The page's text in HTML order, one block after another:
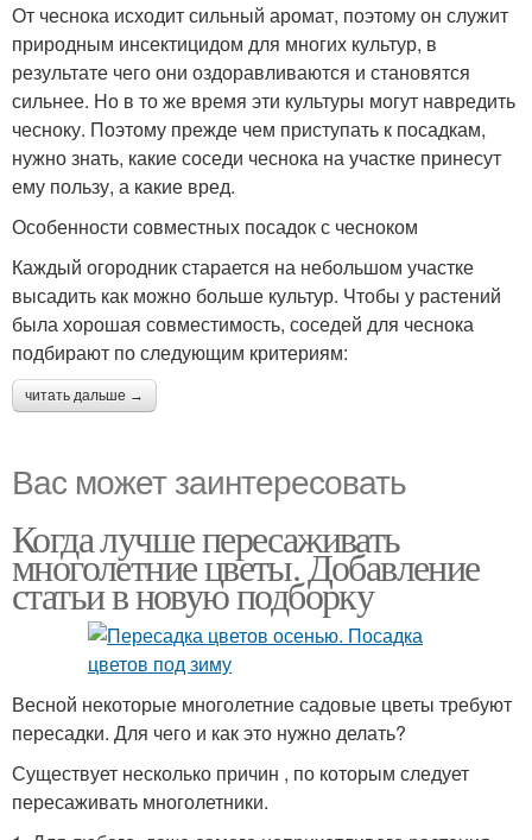
От чеснока исходит сильный аромат, поэтому он служит
природным инсектицидом для многих культур, в
результате чего они оздоравливаются и становятся
сильнее. Но в то же время эти культуры могут навредить
чесноку. Поэтому прежде чем приступать к посадкам,
нужно знать, какие соседи чеснока на участке принесут
ему пользу, а какие вред.
Особенности совместных посадок с чесноком
Каждый огородник старается на небольшом участке
высадить как можно больше культур. Чтобы у растений
была хорошая совместимость, соседей для чеснока
подбирают по следующим критериям:
читать дальше →
Вас может заинтересовать
Когда лучше пересаживать
многолетние цветы. Добавление
статьи в новую подборку
Весной некоторые многолетние садовые цветы требуют
пересадки. Для чего и как это нужно делать?
Существует несколько причин , по которым следует
пересаживать многолетники.